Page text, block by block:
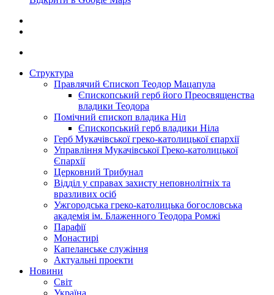
Структура
Правлячий Єпископ Теодор Мацапула
Єпископський герб його Преосвященства
владики Теодора
Помічний єпископ владика Ніл
Єпископський герб владики Ніла
Герб Мукачівської греко-католицької єпархії
Управління Мукачівської Греко-католицької
Єпархії
Церковний Трибунал
Відділ у справах захисту неповнолітніх та
вразливих осіб
Ужгородська греко-католицька богословська
академія ім. Блаженного Теодора Ромжі
Парафії
Монастирі
Капеланське служіння
Актуальні проекти
Новини
Світ
Україна